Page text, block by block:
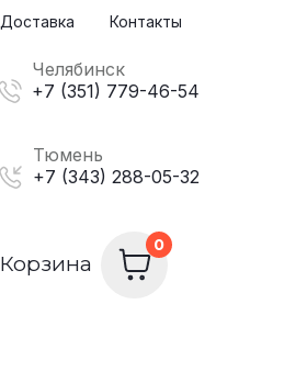
Корзина
Доставка Контакты
Челябинск
+7 (351) 779-46-54
Тюмень
+7 (343) 288-05-32